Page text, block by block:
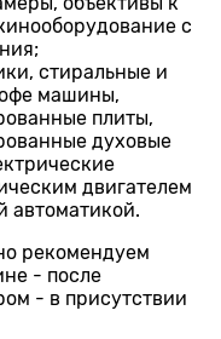
с
стиральные и
машины,
плиты,
духовые
двигателем
автоматикой.
рекомендуем
- после
- в присутствии